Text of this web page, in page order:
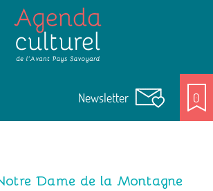
culturels
Newsletter 0
Dame de la Montagne